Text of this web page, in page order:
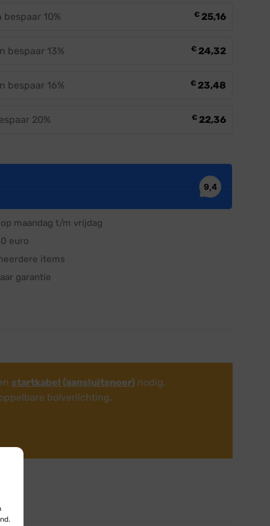
bespaar 10% € 25,16
bespaar 13% € 24,32
bespaar 16% € 23,48
20% € 22,36
maandag t/m vrijdag
euro
items
garantie
startkabel (aansluitsnoer)nodig.
bolverlichting.